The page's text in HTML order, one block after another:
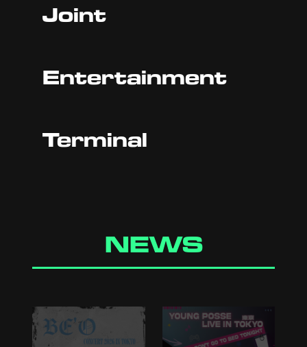
Joint
Entertainment
Terminal
NEWS